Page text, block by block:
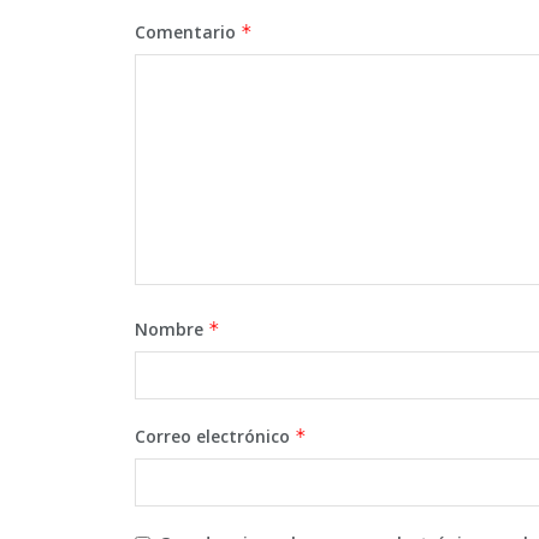
Comentario *
Nombre *
Correo electrónico *